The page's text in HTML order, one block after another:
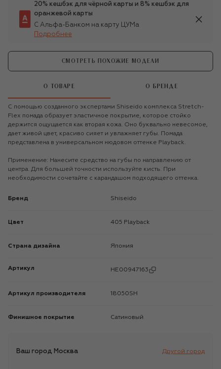
20% кешбэк для чёрной карты и 8% кешбэк для
оранжевой карты
С Альфа-Банком на карту ЦУМа
Подробнее
СМОТРЕТЬ ПОХОЖИЕ МОДЕЛИ
О ТОВАРЕ О БРЕНДЕ
С помощью созданного экспертами Shiseido комплекса Stretch-
Flex помада образует эластичное покрытие, которое стойко
держится ощущается как вторая кожа. Оно буквально невесомое,
дает живой цвет, красиво сияет и увлажняет губы. Помада
представлена в универсальном нюдовом оттенке Playback.
Применение: Нанесите средство на губы по направлению от
центра. Для большей точности используйте кисть. При
необходимости сочетайте с карандашом подходящего оттенка.
Бренд Shiseido
Цвет 405 Playback
Страна дизайна Япония
Артикул HE00947163
Артикул производителя 18050SH
Финишное покрытие Сатиновый
Ваш город Москва Другой город